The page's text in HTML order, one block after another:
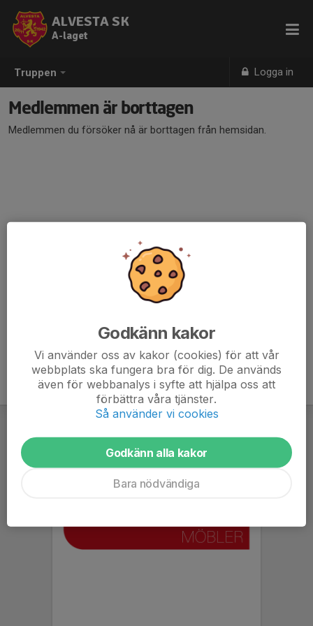
Truppen Logga in
ALVESTA SK
A-laget
Medlemmen är borttagen
Medlemmen du försöker nå är borttagen från hemsidan.
Godkänn kakor
Vi använder oss av kakor (cookies) för att vår
webbplats ska fungera bra för dig. De används
även för webbanalys i syfte att hjälpa oss att
förbättra våra tjänster.
Så använder vi cookies
Godkänn alla kakor
Bara nödvändiga